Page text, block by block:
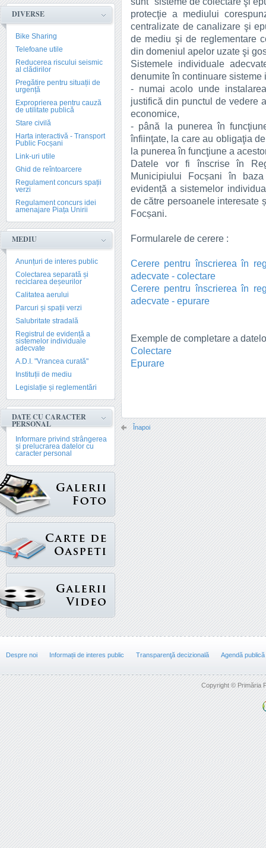
DIVERSE
Bike Sharing
Telefoane utile
Reducerea riscului seismic
al clădirilor
Pregătire pentru situații de
urgență
Exproprierea pentru cauză
de utilitate publică
Stare civilă
Harta interactivă - Transport
Public Focșani
Link-uri utile
Ghid de reîntoarcere
Regulament concurs spații
verzi
Regulament concurs idei
amenajare Piața Unirii
MEDIU
Anunțuri de interes public
Colectarea separată și
reciclarea deșeurilor
Calitatea aerului
Parcuri și spații verzi
Salubritate stradală
Registrul de evidență a
sistemelor individuale
adecvate
A.D.I. "Vrancea curată"
Instituții de mediu
Legislație și reglementări
DATE CU CARACTER
PERSONAL
Informare privind strângerea
și prelucrarea datelor cu
caracter personal
protecţie a mediului
centralizate de canalizare şi
de mediu şi de reglementare
din domeniul apelor uzate şi
Sistemele individuale
denumite în continuare
- numai acolo unde
justifică din punctul de vedere
economice,
- până la punerea în
înfiinţate, la care au obligaţia
la punerea în funcţiune a
Datele vor fi înscrise în
Municipiului Focșani în
evidență a sistemelor
de către persoanele interesate
Focșani.
Formularele de cerere :
Cerere pentru înscrierea în
adecvate - colectare
Cerere pentru înscrierea în
adecvate - epurare
Exemple de completare a
Colectare
Epurare
Înapoi
Despre noi Informații de interes public Transparenţă decizională Agendă publică
Copyright © Primăria